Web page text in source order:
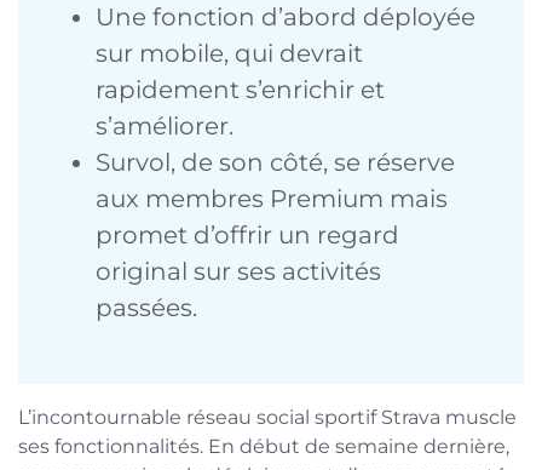
Une fonction d’abord déployée
sur mobile, qui devrait
rapidement s’enrichir et
s’améliorer.
Survol, de son côté, se réserve
aux membres Premium mais
promet d’offrir un regard
original sur ses activités
passées.
L’incontournable réseau social sportif Strava muscle
ses fonctionnalités. En début de semaine dernière,